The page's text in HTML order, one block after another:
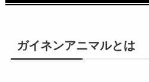
ガイネンアニマルとは